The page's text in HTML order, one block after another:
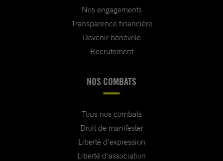
Nos engagements
Transparence financière
Devenir bénévole
Recrutement
NOS COMBATS
Tous nos combats
Droit de manifester
Liberté d'expression
Liberté d'association